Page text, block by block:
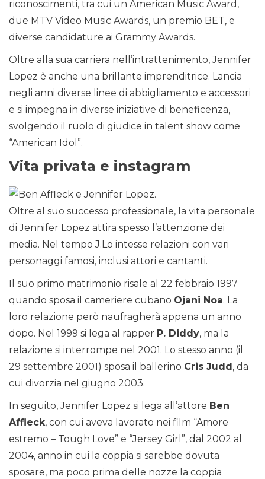
riconoscimenti, tra cui un American Music Award,
due MTV Video Music Awards, un premio BET, e
diverse candidature ai Grammy Awards.
Oltre alla sua carriera nell’intrattenimento, Jennifer
Lopez è anche una brillante imprenditrice. Lancia
negli anni diverse linee di abbigliamento e accessori
e si impegna in diverse iniziative di beneficenza,
svolgendo il ruolo di giudice in talent show come
“American Idol”.
Vita privata e instagram
Oltre al suo successo professionale, la vita personale
di Jennifer Lopez attira spesso l’attenzione dei
media. Nel tempo J.Lo intesse relazioni con vari
personaggi famosi, inclusi attori e cantanti.
Il suo primo matrimonio risale al 22 febbraio 1997
quando sposa il cameriere cubano Ojani Noa. La
loro relazione però naufragherà appena un anno
dopo. Nel 1999 si lega al rapper P. Diddy, ma la
relazione si interrompe nel 2001. Lo stesso anno (il
29 settembre 2001) sposa il ballerino Cris Judd , da
cui divorzia nel giugno 2003.
In seguito, Jennifer Lopez si lega all’attore Ben
Affleck, con cui aveva lavorato nei film “Amore
estremo – Tough Love” e “Jersey Girl”, dal 2002 al
2004, anno in cui la coppia si sarebbe dovuta
sposare, ma poco prima delle nozze la coppia